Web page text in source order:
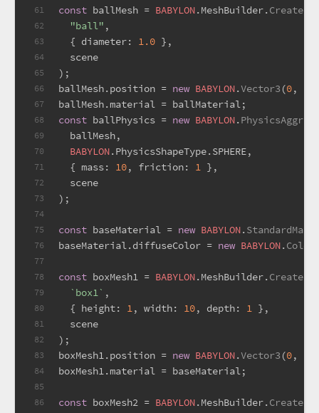
61
62
63
64
65
66
67
68
69
70
71
72
73
74
75
76
77
78
79
80
81
82
83
84
85
86
const ballMesh = BABYLON.MeshBuilder.
"ball" ,
  {
diameter: 1.0 },
  scene
);
ballMesh.position = new BABYLON.Vector3 (0,
ballMesh.material = ballMaterial;
const ballPhysics = new BABYLON.
  ballMesh,
BABYLON.PhysicsShapeType.SPHERE,
  {
mass: 10, friction: 1 },
  scene
);
const baseMaterial = new BABYLON.
baseMaterial.diffuseColor = new BABYLON.
const boxMesh1 = BABYLON.MeshBuilder.
`box1` ,
  {
height: 1, width: 10, depth: 1 },
  scene
);
boxMesh1.position = new BABYLON.Vector3 (0,
boxMesh1.material = baseMaterial;
const boxMesh2 = BABYLON.MeshBuilder.